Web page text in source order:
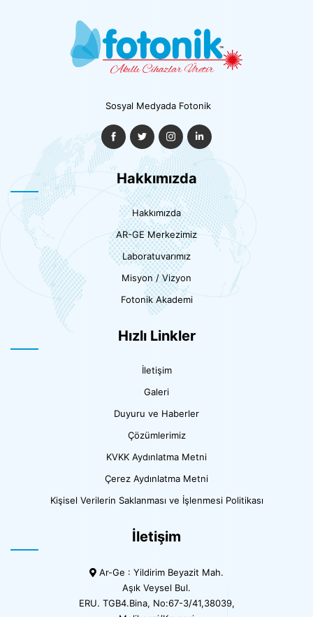
Sosyal Medyada Fotonik
Hakkımızda
Hakkımızda
AR-GE Merkezimiz
Laboratuvarımız
Misyon / Vizyon
Fotonik Akademi
Hızlı Linkler
İletişim
Galeri
Duyuru ve Haberler
Çözümlerimiz
KVKK Aydınlatma Metni
Çerez Aydınlatma Metni
Kişisel Verilerin Saklanması ve İşlenmesi Politikası
İletişim
Ar-Ge : Yildirim Beyazit Mah.
Aşık Veysel Bul.
ERU. TGB4.Bina, No:67-3/41,38039,